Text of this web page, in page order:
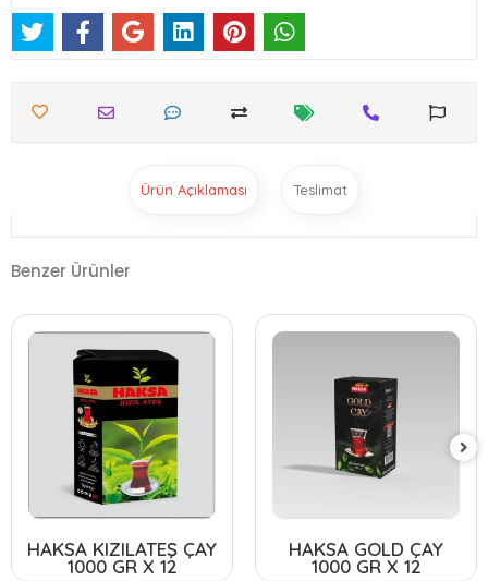
Ürün Açıklaması Teslimat
Benzer Ürünler
HAKSA KIZILATEŞ ÇAY
1000 GR X 12
HAKSA GOLD ÇAY
1000 GR X 12